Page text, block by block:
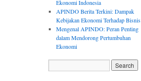
Ekonomi Indonesia
APINDO Berita Terkini: Dampak
Kebijakan Ekonomi Terhadap Bisnis
Mengenal APINDO: Peran Penting
dalam Mendorong Pertumbuhan
Ekonomi